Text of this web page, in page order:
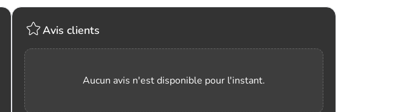
Avis clients
Aucun avis n'est disponible pour l'instant.